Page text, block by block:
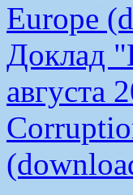
Europe
Доклад
августа